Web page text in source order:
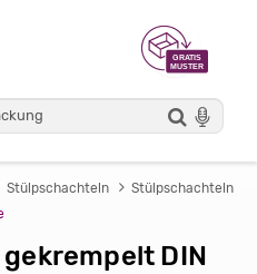
Stülpschachteln
Stülpschachteln
DIN